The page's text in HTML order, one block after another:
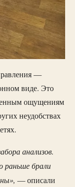
—
виде. Это
ощущениям
неудобствах
анализов.
раньше брали
— описали